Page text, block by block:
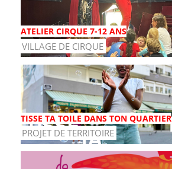
ATELIER CIRQUE 7-12 ANS
VILLAGE DE CIRQUE
TISSE TA TOILE DANS TON QUARTIER
PROJET DE TERRITOIRE